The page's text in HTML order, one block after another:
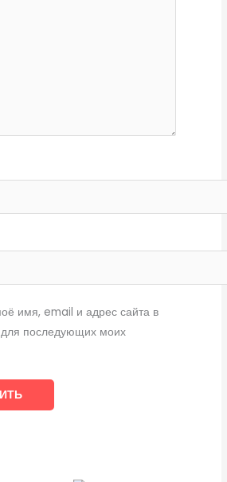
имя, email и адрес сайта в
последующих моих